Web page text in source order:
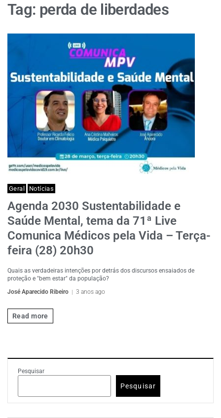
Tag: perda de liberdades
Geral Notícias
Agenda 2030 Sustentabilidade e
Saúde Mental, tema da 71ª Live
Comunica Médicos pela Vida – Terça-
feira (28) 20h30
Quais as verdadeiras intenções por detrás dos discursos ensaiados de
proteção e "bem estar" da população?
José Aparecido Ribeiro
3 anos ago
Read more
Pesquisar
Pesquisar